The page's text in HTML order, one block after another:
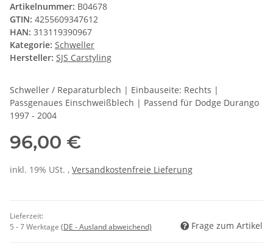
Artikelnummer: B04678
GTIN: 4255609347612
HAN: 313119390967
Kategorie: Schweller
Hersteller: SJS Carstyling
Schweller / Reparaturblech | Einbauseite: Rechts |
Passgenaues Einschweißblech | Passend für Dodge Durango
1997 - 2004
96,00 €
inkl. 19% USt. , Versandkostenfreie Lieferung
Lieferzeit:
5 - 7 Werktage (DE - Ausland abweichend) Frage zum Artikel